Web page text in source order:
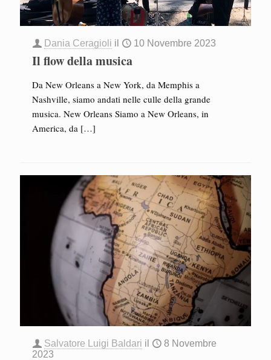
Dania Ceragioli il 10 Novembre 2023
Il flow della musica
Da New Orleans a New York, da Memphis a
Nashville, siamo andati nelle culle della grande
musica. New Orleans Siamo a New Orleans, in
America, da […]
Salvatore Luigi Baldari il
8 Novembre
2023